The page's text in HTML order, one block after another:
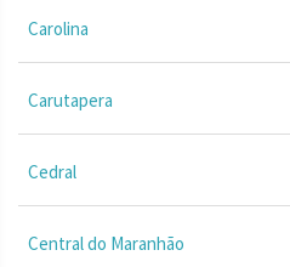
Carolina
Carutapera
Cedral
Central do Maranhão